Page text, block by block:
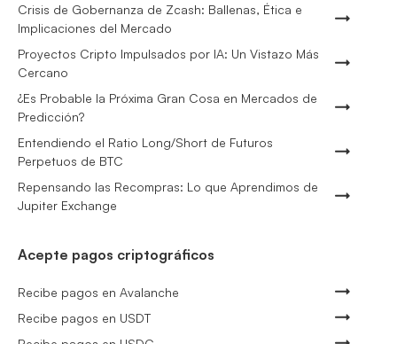
Crisis de Gobernanza de Zcash: Ballenas, Ética e
Implicaciones del Mercado
Proyectos Cripto Impulsados por IA: Un Vistazo Más
Cercano
¿Es Probable la Próxima Gran Cosa en Mercados de
Predicción?
Entendiendo el Ratio Long/Short de Futuros
Perpetuos de BTC
Repensando las Recompras: Lo que Aprendimos de
Jupiter Exchange
Acepte pagos criptográficos
Recibe pagos en Avalanche
Recibe pagos en USDT